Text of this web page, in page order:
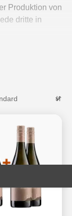
Produktion von
dritte in
vom